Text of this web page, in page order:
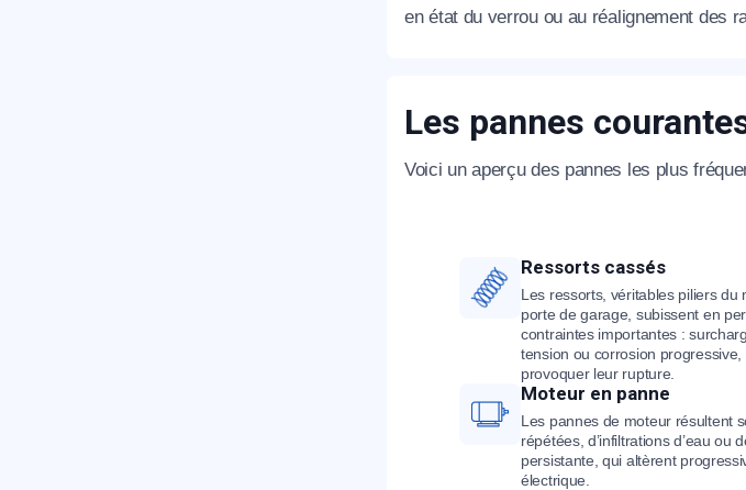
en état du verrou ou au réalignement des
Les pannes
Voici un aperçu des pannes les plus
Ressorts cassés
Les ressorts, véritables piliers du
porte de garage, subissent en
contraintes importantes :
tension ou corrosion
provoquer leur rupture.
Moteur en panne
Les pannes de moteur résultent
répétées, d’infiltrations d’eau ou
persistante, qui altèrent
électrique.